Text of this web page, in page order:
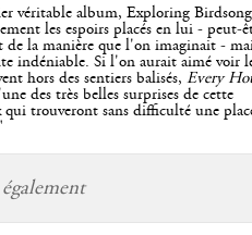
véritable album, Exploring Birdsong
les espoirs placés en lui - peut-
de la manière que l'on imaginait -
indéniable. Si l'on aurait aimé voir
hors des sentiers balisés, Every
des très belles surprises de cette
trouveront sans difficulté une